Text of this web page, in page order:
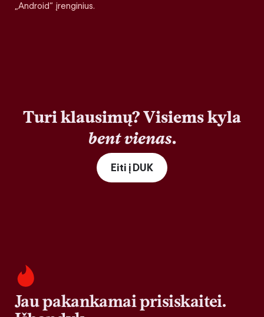
„Android“ įrenginius.
Turi klausimų? Visiems kyla
bent vienas.
Eiti į DUK
Jau pakankamai prisiskaitei.